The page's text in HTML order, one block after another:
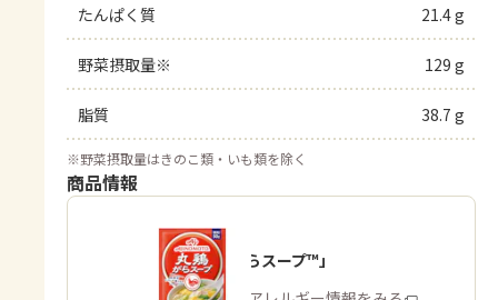
たんぱく質 21.4 g
野菜摂取量※ 129 g
脂質 38.7 g
※野菜摂取量はきのこ類・いも類を除く
商品情報
「丸鶏がらスープ™」